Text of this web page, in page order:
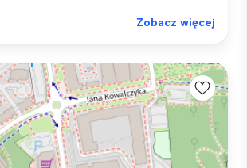
Zobacz więcej